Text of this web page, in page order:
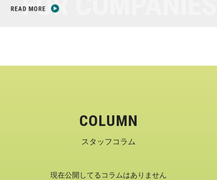
COLUMN
スタッフコラム
現在公開してるコラムはありません